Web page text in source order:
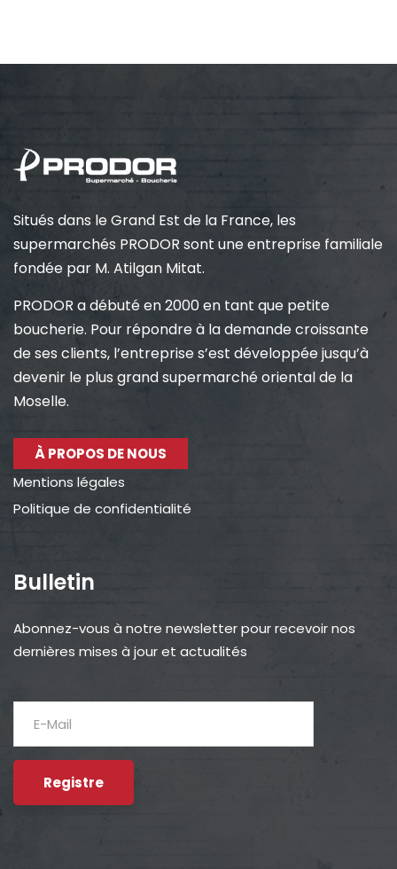
Situés dans le Grand Est de la France, les
supermarchés PRODOR sont une entreprise familiale
fondée par M. Atilgan Mitat.
PRODOR a débuté en 2000 en tant que petite
boucherie. Pour répondre à la demande croissante
de ses clients, l’entreprise s’est développée jusqu’à
devenir le plus grand supermarché oriental de la
Moselle.
À PROPOS DE NOUS
Mentions légales
Politique de confidentialité
Bulletin
Abonnez-vous à notre newsletter pour recevoir nos
dernières mises à jour et actualités